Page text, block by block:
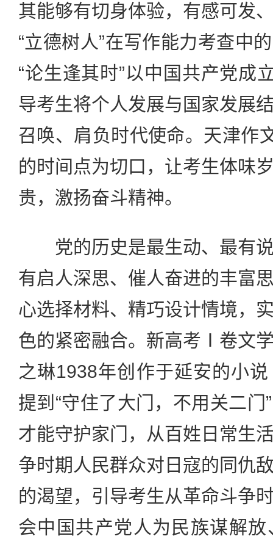
其能够有切身体验，有感可发
“立德树人”在写作能力考查中
“论生逢其时”以中国共产党成
导考生将个人发展与国家发展
召唤、肩负时代使命。天津作
的时间点为切口，让考生体味
贵，激扬奋斗精神。
党的历史是最生动、最有说
有启人深思、催人奋进的丰富
心选择材料、精巧设计情境，
色的紧密融合。新高考Ⅰ卷文
之琳1938年创作于延安的小
提到“守住了大门，不用关二门
才能守护家门，从百姓日常生
争时期人民群众对日寇的同仇
的渴望，引导考生从革命斗争
会中国共产党人为民族谋解